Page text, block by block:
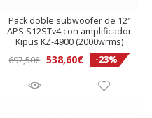
Pack doble subwoofer de 12″
APS S12STv4 con amplificador
Kipus KZ-4900 (2000wrms)
697,50€ El
538,60€El
actual
-23%